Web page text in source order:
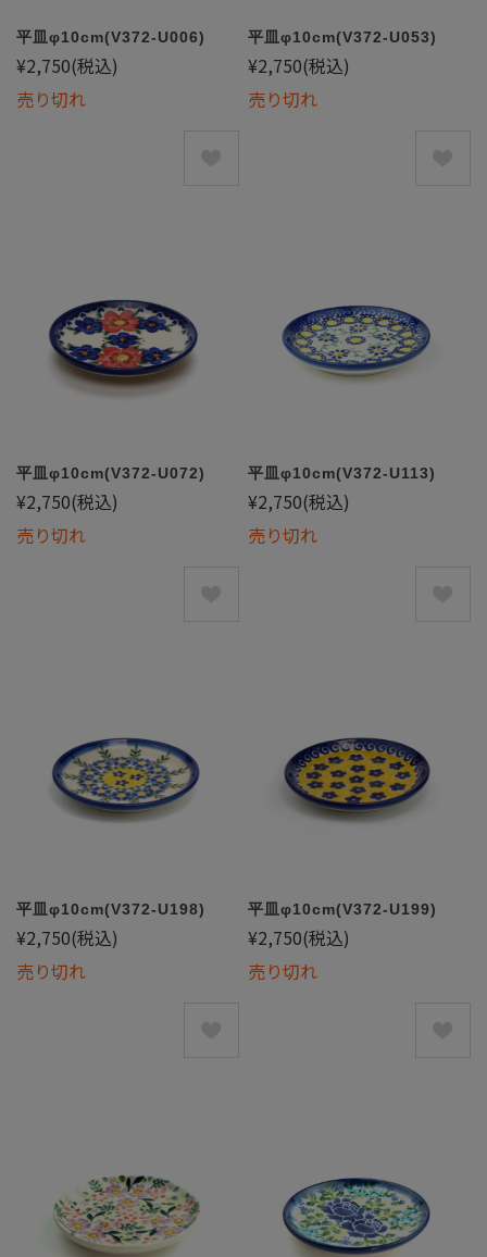
平皿φ10cm(V372-U006)
¥2,750(税込)
売り切れ
平皿φ10cm(V372-U053)
¥2,750(税込)
売り切れ
平皿φ10cm(V372-U072)
¥2,750(税込)
売り切れ
平皿φ10cm(V372-U113)
¥2,750(税込)
売り切れ
平皿φ10cm(V372-U198)
¥2,750(税込)
売り切れ
平皿φ10cm(V372-U199)
¥2,750(税込)
売り切れ